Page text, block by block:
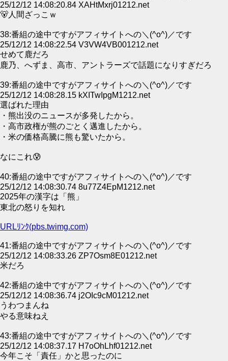
25/12/12 14:08:20.84 XAHtMxrj01212.net
🐻人間ざっこｗ
38:番組の途中ですがアフィサイトへの＼(^o^)／です
25/12/12 14:08:22.54 V3VW4VB001212.net
せめて鹿だろ
鹿乃、へずま、高市、アントラーズで話題になりすぎだろ
39:番組の途中ですがアフィサイトへの＼(^o^)／です
25/12/12 14:08:28.15 kXITwIpgM1212.net
選ばれた理由
・熊出没のニュースが多発したから。
・高市政権が熊のごとく邁進したから。
・米の価格高騰に熊も驚いたから。
なにこれ😰
40:番組の途中ですがアフィサイトへの＼(^o^)／です
25/12/12 14:08:30.74 8u77Z4EpM1212.net
2025年の漢字は「熊」
東北の怒りを知れ
URLﾘﾝｸ(pbs.twimg.com)
41:番組の途中ですがアフィサイトへの＼(^o^)／です
25/12/12 14:08:33.26 ZP7Osm8E01212.net
米だろ
42:番組の途中ですがアフィサイトへの＼(^o^)／です
25/12/12 14:08:36.74 j2OIc9cM01212.net
うわつまんね
やる意味ねえ
43:番組の途中ですがアフィサイトへの＼(^o^)／です
25/12/12 14:08:37.17 H7oOhLhf01212.net
今年こそ「責任」かと思ったのに